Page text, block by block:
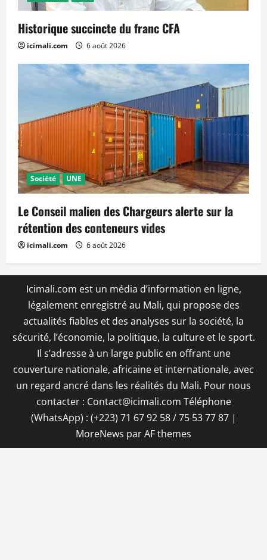
Historique succincte du franc CFA
icimali.com 6 août 2026
Société UNE
Le Conseil malien des Chargeurs alerte sur la
rétention des conteneurs vides
icimali.com 6 août 2026
Icimali.com est un média d’information en ligne,
légalement enregistré au Mali, qui propose des
actualités fiables et des analyses sur la société, la
sécurité, l’économie, la politique, la culture et le sport.
Il s’adresse à un large public en offrant une
couverture nationale, africaine et internationale, avec
un regard ancré dans les réalités du Mali. Pour nous
contacter : Contact@icimali.com Téléphone
(WhatsApp) : (+223) 71 67 92 58 / 75 53 77 87 |
MoreNews par AF themes